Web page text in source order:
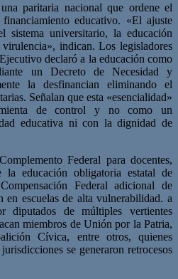
paritaria nacional que ordene el
educativo. «El ajuste
universitario, la educación
indican. Los legisladores
declaró a la educación como
un Decreto de Necesidad y
la desfinancian eliminando el
Señalan que esta «esencialidad»
de control y no como un
educativa ni con la dignidad de
Federal para docentes,
educación obligatoria estatal de
Federal adicional de
en escuelas de alta vulnerabilidad. a
diputados de múltiples vertientes
miembros de Unión por la Patria,
Cívica, entre otros, quienes
se generaron retrocesos